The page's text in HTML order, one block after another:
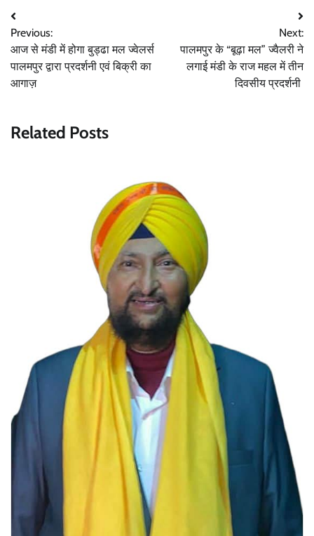
Post
navigation
Previous:
आज से मंडी में होगा बुड्ढा मल ज्वेलर्स
पालमपुर द्वारा प्रदर्शनी एवं बिक्री का
आगाज़
Next:
पालमपुर के “बूढ़ा मल” ज्वैलरी ने
लगाई मंडी के राज महल में तीन
दिवसीय प्रदर्शनी
Related Posts